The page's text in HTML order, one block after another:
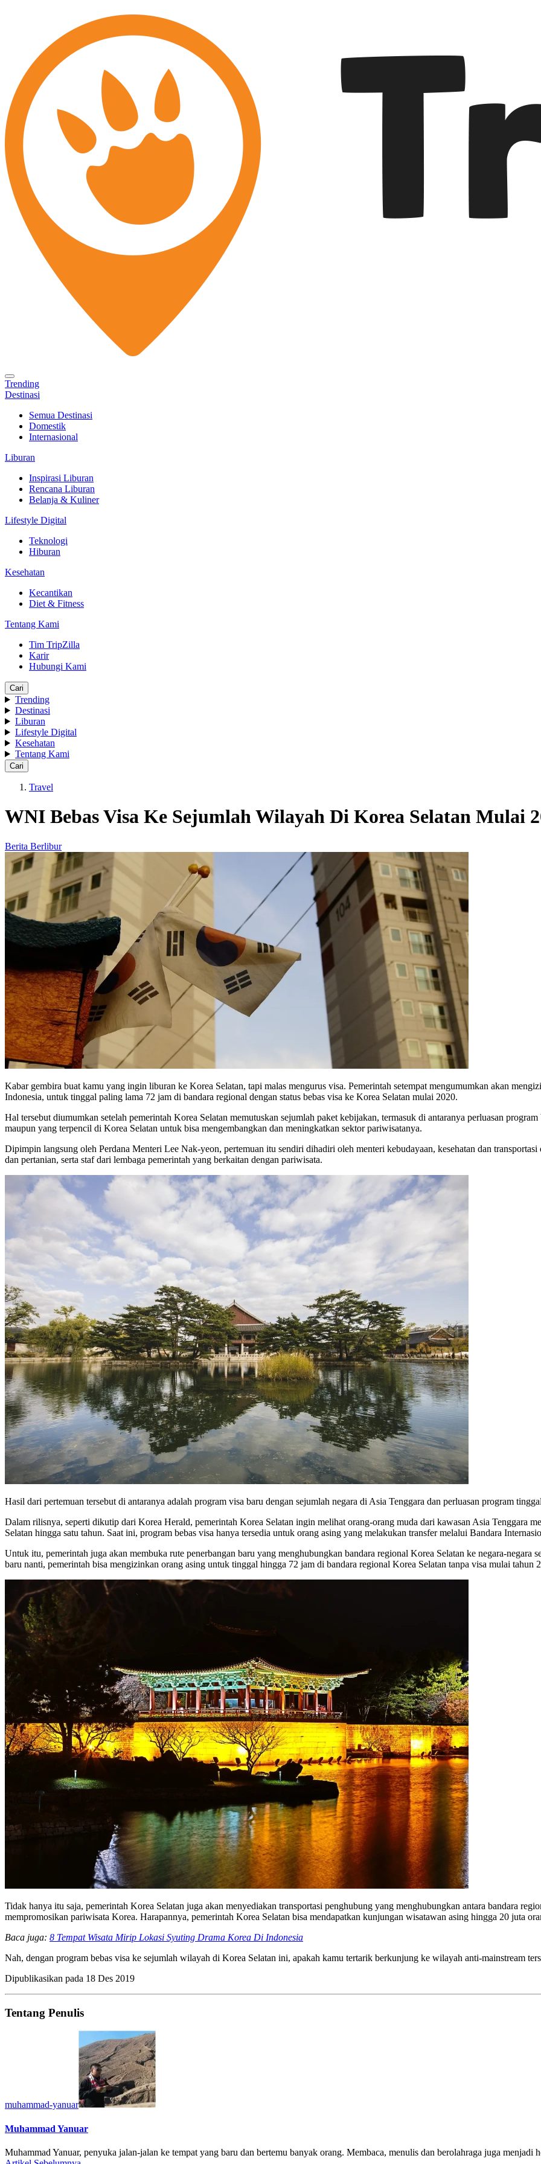
Trending
Destinasi
Semua Destinasi
Domestik
Internasional
Liburan
Inspirasi Liburan
Rencana Liburan
Belanja & Kuliner
Lifestyle Digital
Teknologi
Hiburan
Kesehatan
Kecantikan
Diet & Fitness
Tentang Kami
Tim TripZilla
Karir
Hubungi Kami
Cari
Trending
Destinasi
Liburan
Lifestyle Digital
Kesehatan
Tentang Kami
Cari
Travel
WNI Bebas Visa Ke Sejumlah Wilayah Di Korea Selatan Mulai
Berita Berlibur
Kabar gembira buat kamu yang ingin liburan ke Korea Selatan, tapi malas mengurus visa. Pemerintah setempat mengumumkan akan
Indonesia, untuk tinggal paling lama 72 jam di bandara regional dengan status bebas visa ke Korea Selatan mulai 2020.
Hal tersebut diumumkan setelah pemerintah Korea Selatan memutuskan sejumlah paket kebijakan, termasuk di antaranya perluasan
maupun yang terpencil di Korea Selatan untuk bisa mengembangkan dan meningkatkan sektor pariwisatanya.
Dipimpin langsung oleh Perdana Menteri Lee Nak-yeon, pertemuan itu sendiri dihadiri oleh menteri kebudayaan, kesehatan dan
dan pertanian, serta staf dari lembaga pemerintah yang berkaitan dengan pariwisata.
Hasil dari pertemuan tersebut di antaranya adalah program visa baru dengan sejumlah negara di Asia Tenggara dan perluasan program
Dalam rilisnya, seperti dikutip dari Korea Herald, pemerintah Korea Selatan ingin melihat orang-orang muda dari kawasan Asia Tenggara
Selatan hingga satu tahun. Saat ini, program bebas visa hanya tersedia untuk orang asing yang melakukan transfer melalui Bandara
Untuk itu, pemerintah juga akan membuka rute penerbangan baru yang menghubungkan bandara regional Korea Selatan ke negara-negara
baru nanti, pemerintah bisa mengizinkan orang asing untuk tinggal hingga 72 jam di bandara regional Korea Selatan tanpa visa mulai tahun
Tidak hanya itu saja, pemerintah Korea Selatan juga akan menyediakan transportasi penghubung yang menghubungkan antara bandara
mempromosikan pariwisata Korea. Harapannya, pemerintah Korea Selatan bisa mendapatkan kunjungan wisatawan asing hingga 20 juta
Baca juga: 8 Tempat Wisata Mirip Lokasi Syuting Drama Korea Di Indonesia
Nah, dengan program bebas visa ke sejumlah wilayah di Korea Selatan ini, apakah kamu tertarik berkunjung ke wilayah anti-mainstream
Dipublikasikan pada 18 Des 2019
Tentang Penulis
muhammad-yanuar
Muhammad Yanuar
Muhammad Yanuar, penyuka jalan-jalan ke tempat yang baru dan bertemu banyak orang. Membaca, menulis dan berolahraga juga menjadi